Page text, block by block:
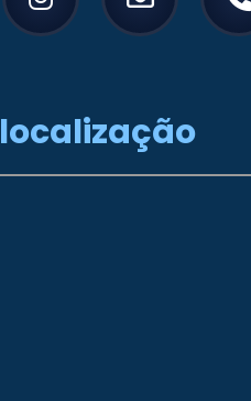
localização